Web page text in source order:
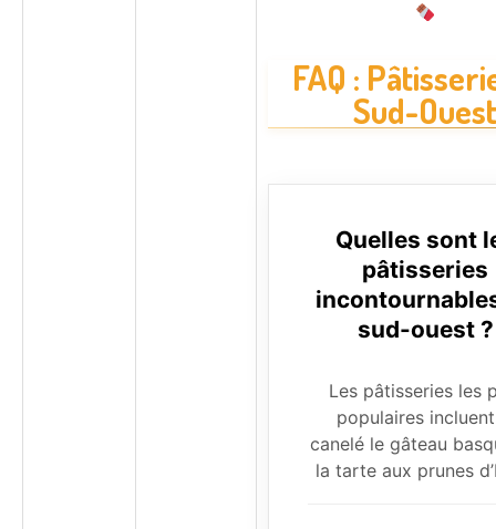
FAQ :
Sud-Ouest
Quelles sont
pâtisseries
sud-ouest ?
Les pâtisseries les
populaires
canelé le gâteau
la tarte aux prunes